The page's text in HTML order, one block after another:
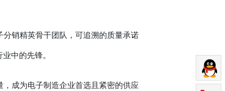
销精英骨干团队，可追溯的质量承诺
中的先锋。
成为电子制造企业首选且紧密的供应